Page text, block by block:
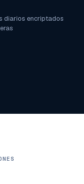
diarios encriptados